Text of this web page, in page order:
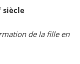
siècle
de la fille en